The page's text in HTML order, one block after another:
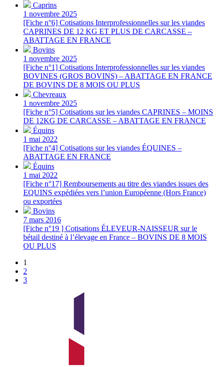
Caprins
1 novembre 2025
[Fiche n°6] Cotisations Interprofessionnelles sur les viandes
CAPRINES DE 12 KG ET PLUS DE CARCASSE –
ABATTAGE EN FRANCE
Bovins
1 novembre 2025
[Fiche n°1] Cotisations Interprofessionnelles sur les viandes
BOVINES (GROS BOVINS) – ABATTAGE EN FRANCE
DE BOVINS DE 8 MOIS OU PLUS
Chevreaux
1 novembre 2025
[Fiche n°5] Cotisations sur les viandes CAPRINES – MOINS
DE 12KG DE CARCASSE – ABATTAGE EN FRANCE
Équins
1 mai 2022
[Fiche n°4] Cotisations sur les viandes ÉQUINES –
ABATTAGE EN FRANCE
Équins
1 mai 2022
[Fiche n°17] Remboursements au titre des viandes issues des
EQUINS expédiées vers l’union Européenne (Hors France)
ou exportées
Bovins
7 mars 2016
[Fiche n°19 ] Cotisations ÉLEVEUR-NAISSEUR sur le
bétail destiné à l’élevage en France – BOVINS DE 8 MOIS
OU PLUS
1
2
3